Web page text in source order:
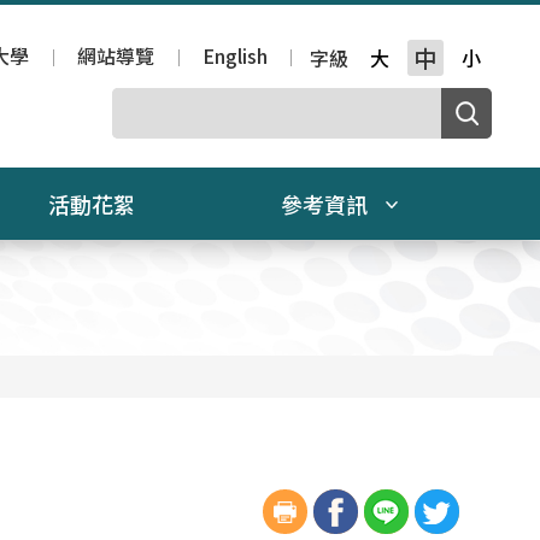
學 網站導覽 English 字級 大 中 小
活動花絮 參考資訊